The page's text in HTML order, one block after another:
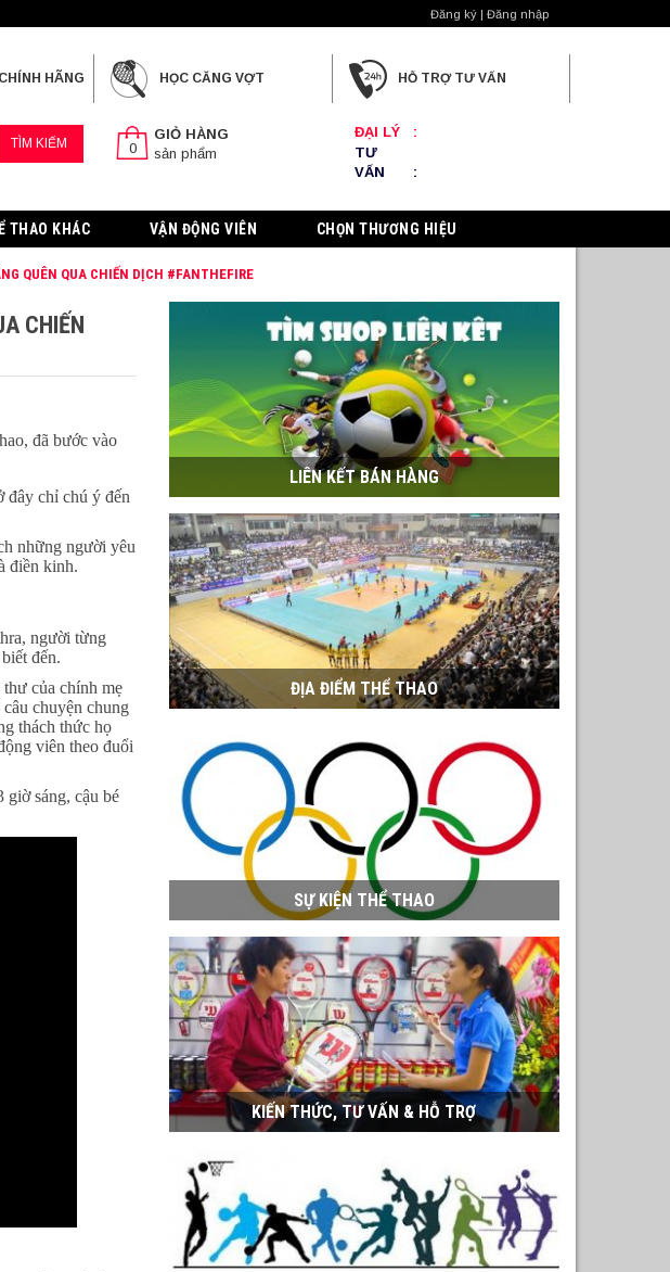
Đăng ký | Đăng nhập
HÃNG HỌC CĂNG VỢT HỖ TRỢ TƯ VẤN
TÌM KIẾM 0
GIỎ HÀNG
sản phẩm
ĐẠI LÝ
:
TƯ
VẤN
:
THAO KHÁC VẬN ĐỘNG VIÊN CHỌN THƯƠNG HIỆU
QUÊN QUA CHIẾN DỊCH #FANTHEFIRE
CHIẾN
đã bước vào
đây chỉ chú ý đến
những người yêu
điền kinh.
người từng
đến.
của chính mẹ
chuyện chung
thách thức họ
viên theo đuổi
sáng, cậu bé
LIÊN KẾT BÁN HÀNG
ĐỊA ĐIỂM THỂ THAO
SỰ KIỆN THỂ THAO
KIẾN THỨC, TƯ VẤN & HỖ TRỢ